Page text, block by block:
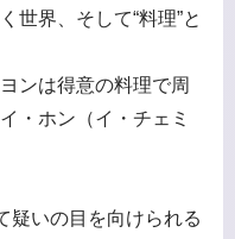
世界、そして“料理”と
ンは得意の料理で周
・ホン（イ・チェミ
疑いの目を向けられる